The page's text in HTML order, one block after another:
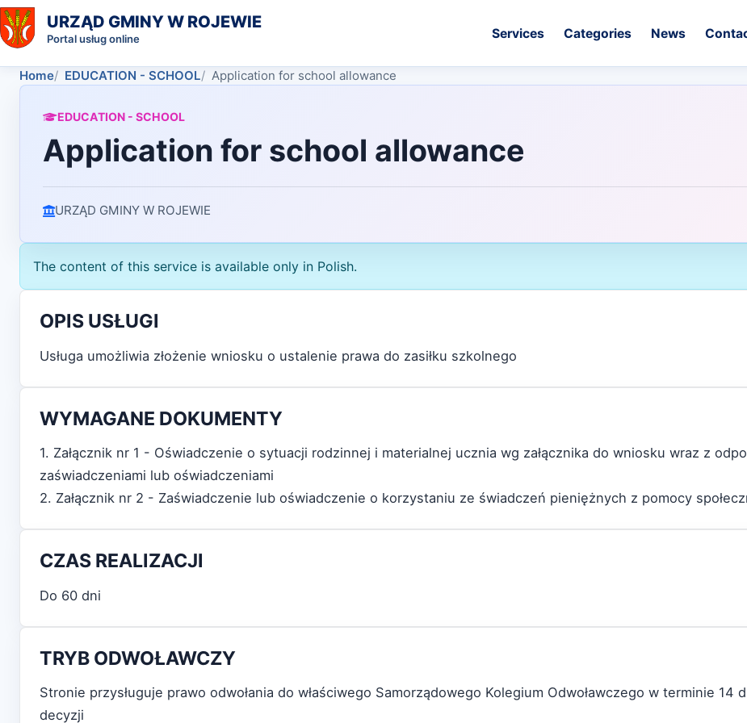
URZĄD GMINY W ROJEWIE
Portal usług online Services Categories News
Home EDUCATION - SCHOOL Application for school allowance
EDUCATION - SCHOOL
Application for school allowance
URZĄD GMINY W ROJEWIE
The content of this service is available only in Polish.
OPIS USŁUGI
Usługa umożliwia złożenie wniosku o ustalenie prawa do zasiłku szkolnego
WYMAGANE DOKUMENTY
1. Załącznik nr 1 - Oświadczenie o sytuacji rodzinnej i materialnej ucznia wg załącznika do wniosku wraz z
zaświadczeniami lub oświadczeniami
2. Załącznik nr 2 - Zaświadczenie lub oświadczenie o korzystaniu ze świadczeń pieniężnych z pomocy
CZAS REALIZACJI
Do 60 dni
TRYB ODWOŁAWCZY
Stronie przysługuje prawo odwołania do właściwego Samorządowego Kolegium Odwoławczego w terminie 14
decyzji